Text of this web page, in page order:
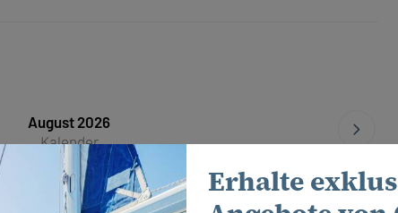
August 2026
Kalender
15.08. - 22.08.2026
Erhalte